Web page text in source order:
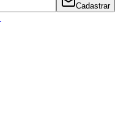
Cadastrar